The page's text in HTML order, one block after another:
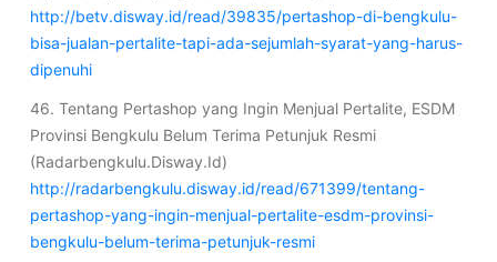
http://betv.disway.id/read/39835/pertashop-di-bengkulu-
bisa-jualan-pertalite-tapi-ada-sejumlah-syarat-yang-harus-
dipenuhi
46. Tentang Pertashop yang Ingin Menjual Pertalite, ESDM
Provinsi Bengkulu Belum Terima Petunjuk Resmi
(Radarbengkulu.Disway.Id)
http://radarbengkulu.disway.id/read/671399/tentang-
pertashop-yang-ingin-menjual-pertalite-esdm-provinsi-
bengkulu-belum-terima-petunjuk-resmi